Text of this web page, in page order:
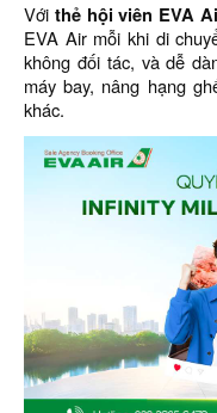
Với thẻ hội viên EVA
EVA Air mỗi khi di
không đối tác, và dễ
máy bay, nâng hạng
khác.